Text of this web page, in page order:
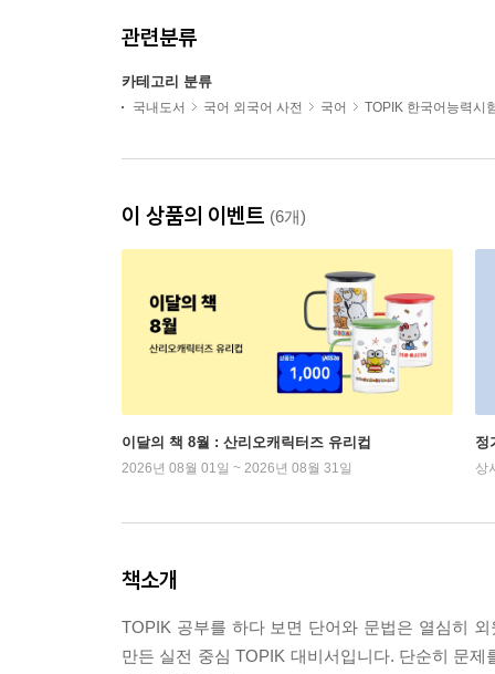
관련분류
카테고리 분류
국내도서 국어 외국어 사전 국어 TOPIK 한국어능력시
이 상품의 이벤트 (6개)
이달의 책 8월 : 산리오캐릭터즈 유리컵
2026년 08월 01일 ~ 2026년 08월 31일
정
상
책소개
TOPIK 공부를 하다 보면 단어와 문법은 열심히
만든 실전 중심 TOPIK 대비서입니다. 단순히 문